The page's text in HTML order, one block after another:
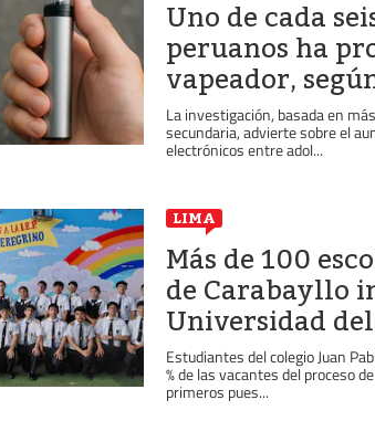
Uno de cada
peruanos ha
vapeador,
La investigación, basada en
secundaria, advierte sobre el
electrónicos entre adol...
LIMA
Más de 100
de Carabayllo
Universidad
Estudiantes del colegio Juan
% de las vacantes del proceso
primeros pues...